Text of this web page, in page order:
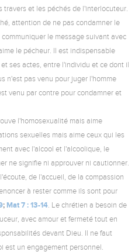
travers et les péchés de l'interlocuteur.
attention de ne pas condamner le
le message suivant avec
le pécheur. Il est indispensable
ses actes, entre l'individu et ce dont il
n'est pas venu pour juger l'homme
venu par contre pour condamner et
l'homosexualité mais aime
sexuelles mais aime ceux qui les
avec l'alcool et l'alcoolique, le
ne signifie ni approuver ni cautionner.
de l'accueil, de la compassion
à rester comme ils sont pour
; Mat 7 : 13-14. Le chrétien a besoin de
avec amour et fermeté tout en
devant Dieu. Il ne faut
est un engagement personnel.